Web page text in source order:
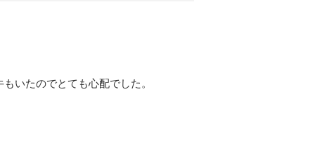
いたのでとても心配でした。